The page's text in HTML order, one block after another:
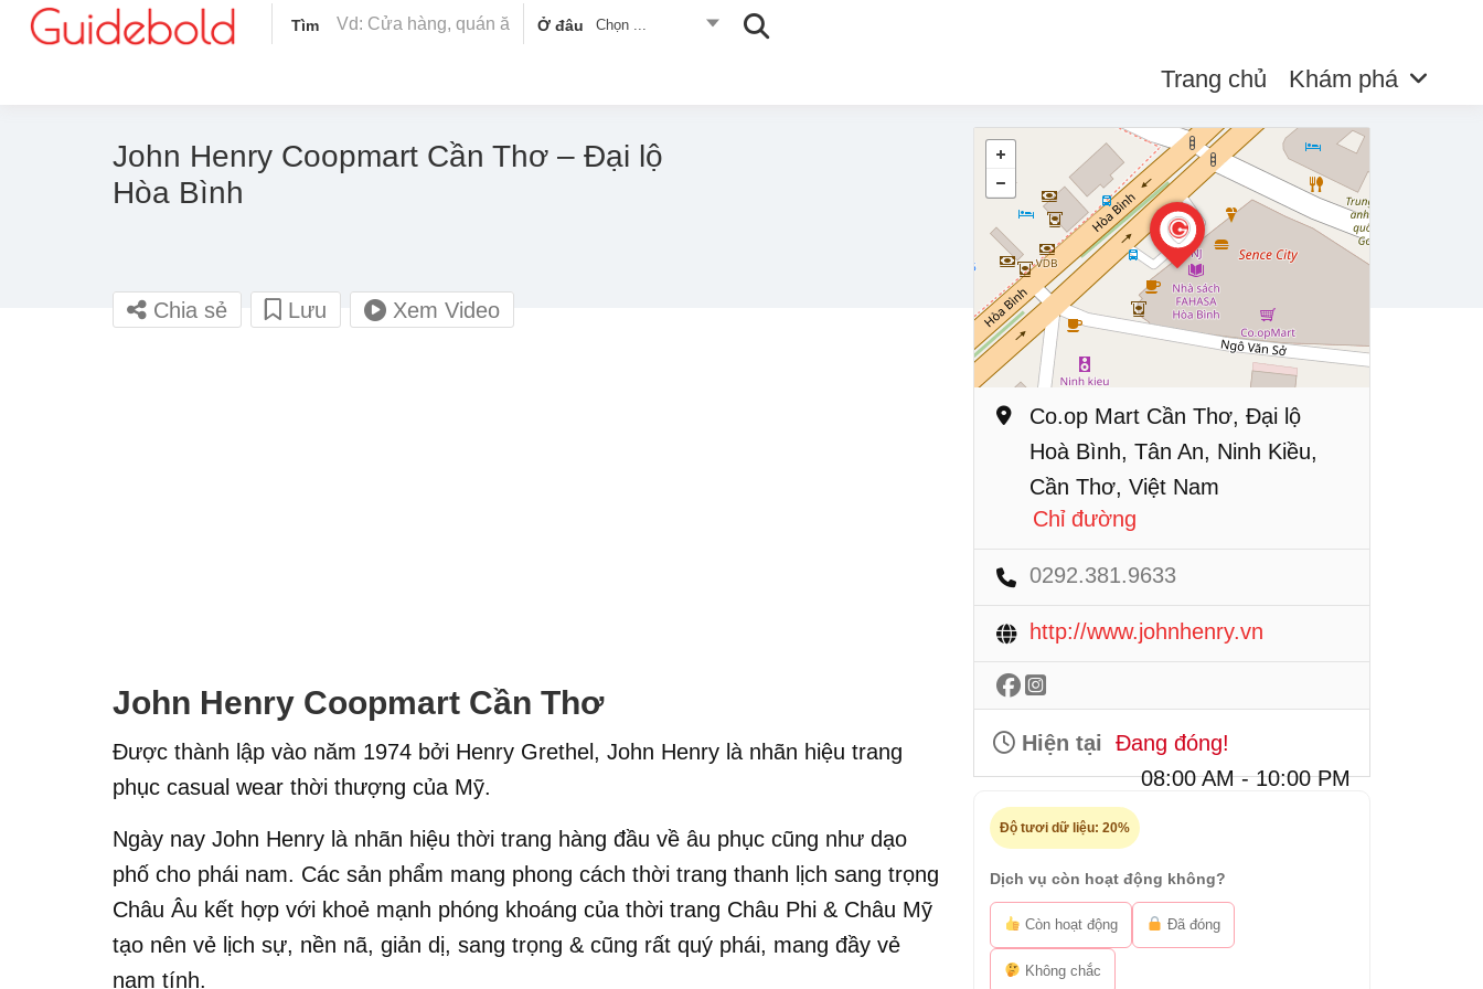
Tìm Ở đâu Chọn ...
Trang chủ Khám phá
John Henry Coopmart Cần Thơ – Đại lộ
Hòa Bình
Chia sẻ Lưu Xem Video
John Henry Coopmart Cần Thơ
Được thành lập vào năm 1974 bởi Henry Grethel, John Henry là nhãn hiệu trang
phục casual wear thời thượng của Mỹ.
Ngày nay John Henry là nhãn hiệu thời trang hàng đầu về âu phục cũng như dạo
phố cho phái nam. Các sản phẩm mang phong cách thời trang thanh lịch sang trọng
Châu Âu kết hợp với khoẻ mạnh phóng khoáng của thời trang Châu Phi & Châu Mỹ
tạo nên vẻ lịch sự, nền nã, giản dị, sang trọng & cũng rất quý phái, mang đầy vẻ
nam tính.
Co.op Mart Cần Thơ, Đại lộ
Hoà Bình, Tân An, Ninh Kiều,
Cần Thơ, Việt Nam
Chỉ đường
0292.381.9633
http://www.johnhenry.vn
Hiện tại
Đang đóng!
08:00 AM - 10:00 PM
Độ tươi dữ liệu: 20%
Dịch vụ còn hoạt động không?
Còn hoạt động Đã đóng
Không chắc